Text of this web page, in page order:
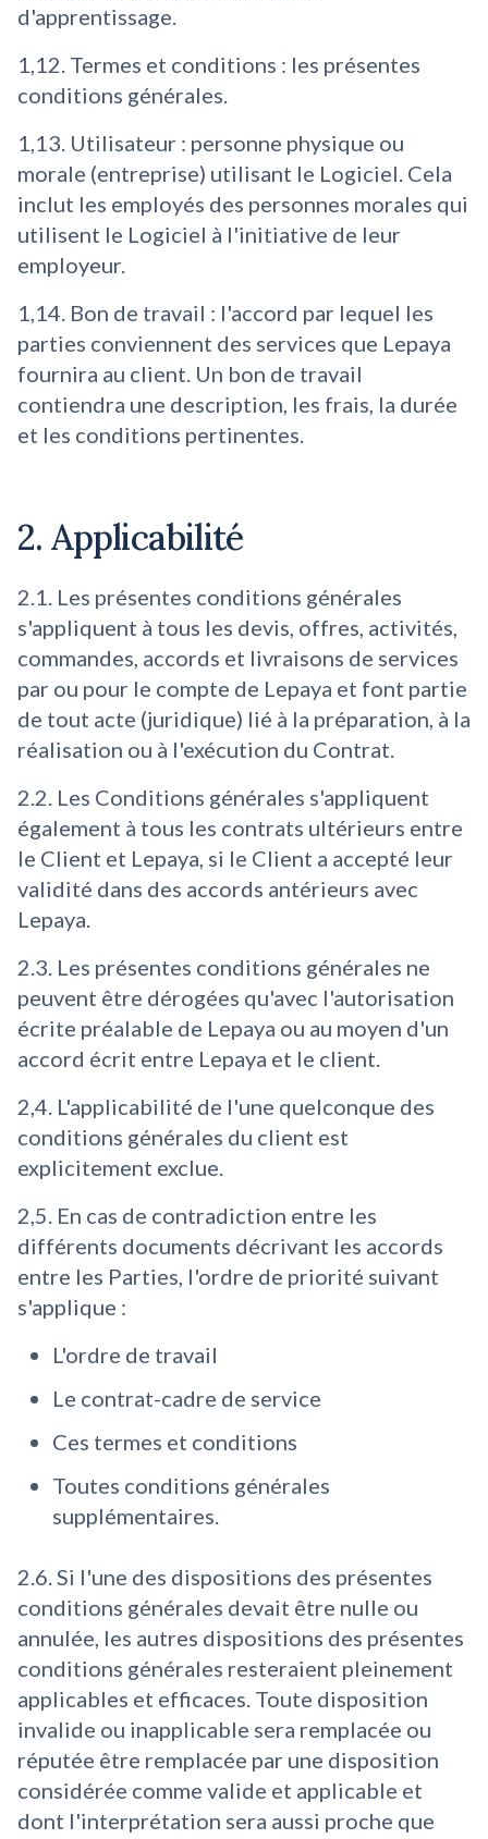
d'apprentissage.
1,12. Termes et conditions : les présentes
conditions générales.
1,13. Utilisateur : personne physique ou
morale (entreprise) utilisant le Logiciel. Cela
inclut les employés des personnes morales qui
utilisent le Logiciel à l'initiative de leur
employeur.
1,14. Bon de travail : l'accord par lequel les
parties conviennent des services que Lepaya
fournira au client. Un bon de travail
contiendra une description, les frais, la durée
et les conditions pertinentes.
2. Applicabilité
2.1. Les présentes conditions générales
s'appliquent à tous les devis, offres, activités,
commandes, accords et livraisons de services
par ou pour le compte de Lepaya et font partie
de tout acte (juridique) lié à la préparation, à la
réalisation ou à l'exécution du Contrat.
2.2. Les Conditions générales s'appliquent
également à tous les contrats ultérieurs entre
le Client et Lepaya, si le Client a accepté leur
validité dans des accords antérieurs avec
Lepaya.
2.3. Les présentes conditions générales ne
peuvent être dérogées qu'avec l'autorisation
écrite préalable de Lepaya ou au moyen d'un
accord écrit entre Lepaya et le client.
2,4. L'applicabilité de l'une quelconque des
conditions générales du client est
explicitement exclue.
2,5. En cas de contradiction entre les
différents documents décrivant les accords
entre les Parties, l'ordre de priorité suivant
s'applique :
L'ordre de travail
Le contrat-cadre de service
Ces termes et conditions
Toutes conditions générales
supplémentaires.
2.6. Si l'une des dispositions des présentes
conditions générales devait être nulle ou
annulée, les autres dispositions des présentes
conditions générales resteraient pleinement
applicables et efficaces. Toute disposition
invalide ou inapplicable sera remplacée ou
réputée être remplacée par une disposition
considérée comme valide et applicable et
dont l'interprétation sera aussi proche que